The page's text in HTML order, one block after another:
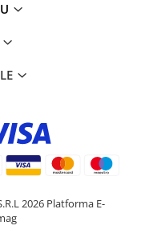
2026 Platforma E-